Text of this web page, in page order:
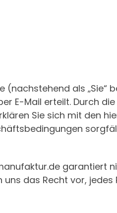
als „Sie“
E-Mail erteilt. Durch
Sie sich mit den
garantiert
das Recht vor,